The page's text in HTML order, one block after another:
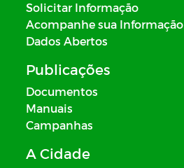
Solicitar Informação
Acompanhe sua Informação
Dados Abertos
Publicações
Documentos
Manuais
Campanhas
A Cidade